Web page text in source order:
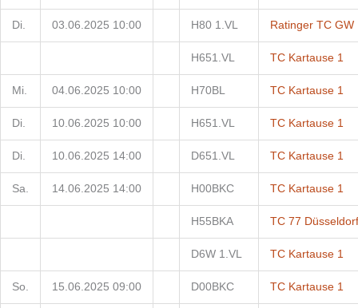
Di. 03.06.2025 10:00 H80 1.VL Ratinger TC GW
H651.VL TC Kartause 1
Mi. 04.06.2025 10:00 H70BL TC Kartause 1
Di. 10.06.2025 10:00 H651.VL TC Kartause 1
Di. 10.06.2025 14:00 D651.VL TC Kartause 1
Sa. 14.06.2025 14:00 H00BKC TC Kartause 1
H55BKA TC 77
D6W 1.VL TC Kartause 1
So. 15.06.2025 09:00 D00BKC TC Kartause 1